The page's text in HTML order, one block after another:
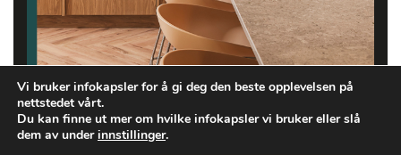
Vi bruker infokapsler for å gi deg den beste opplevelsen på
nettstedet vårt.
Du kan finne ut mer om hvilke infokapsler vi bruker eller slå
dem av underinnstillinger.